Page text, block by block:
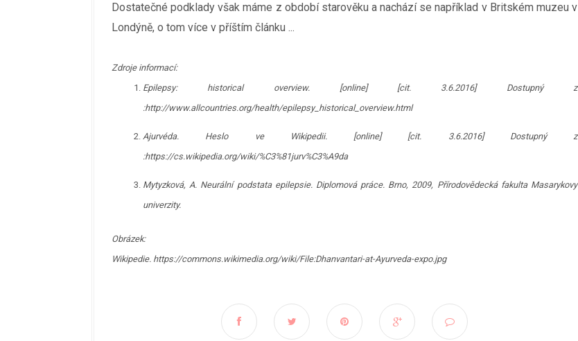
Dostatečné podklady však máme z období starověku a nachází se například v Britském muzeu v
Londýně, o tom více v příštím článku ...
Zdroje informací:
Epilepsy: historical overview. [online] [cit. 3.6.2016] Dostupný z
:http://www.allcountries.org/health/epilepsy_historical_overview.html
Ajurvéda. Heslo ve Wikipedii. [online] [cit. 3.6.2016] Dostupný z
:https://cs.wikipedia.org/wiki/%C3%81jurv%C3%A9da
Mytyzková, A. Neurální podstata epilepsie. Diplomová práce. Brno, 2009, Přírodovědecká fakulta Masarykovy
univerzity.
Obrázek:
Wikipedie. https://commons.wikimedia.org/wiki/File:Dhanvantari-at-Ayurveda-expo.jpg